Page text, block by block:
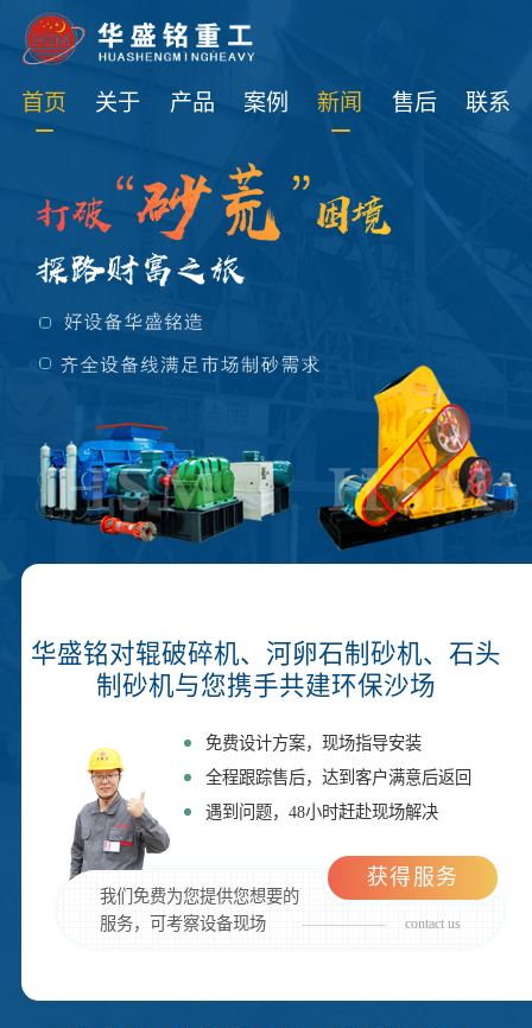
首页 关于 产品 案例 新闻 售后 联系
华盛铭对辊破碎机、河卵石制砂机、石头
制砂机与您携手共建环保沙场
免费设计方案，现场指导安装
全程跟踪售后，达到客户满意后返回
遇到问题，48小时赶赴现场解决
我们免费为您提供您想要的
服务，可考察设备现场
contact us
获得服务